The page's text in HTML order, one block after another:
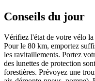
Conseils du jour
Vérifiez l'état de votre vélo
Pour le 80 km, emportez
les ravitaillements. Portez
des lunettes de protection
forestières. Prévoyez une